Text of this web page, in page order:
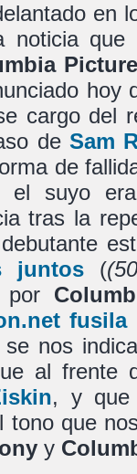
en
noticia
hoy
cargo del
deSam
de
el suyo
tras la
juntos(
por
se nos
al frente
, y que
que
y